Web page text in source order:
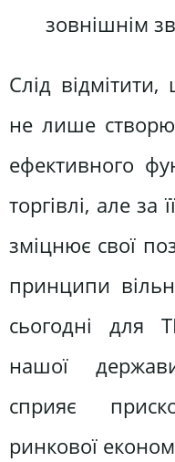
зовнішнім
Слід
не лише
ефективного
торгівлі, але
зміцнює свої
принципи
сьогодні для
нашої
сприяє
ринкової